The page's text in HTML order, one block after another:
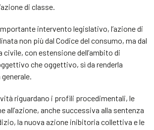
di classe.
intervento legislativo, l’azione di
non più dal Codice del consumo, ma dal
civile, con estensione dell’ambito di
che oggettivo, sì da renderla
riguardano i profili procedimentali, le
all’azione, anche successiva alla sentenza
la nuova azione inibitoria collettiva e le